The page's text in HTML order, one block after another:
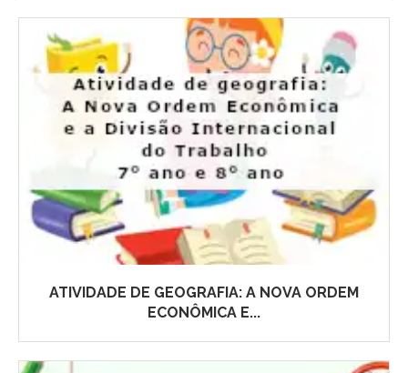
ATIVIDADE DE GEOGRAFIA: A NOVA ORDEM
ECONÔMICA E...